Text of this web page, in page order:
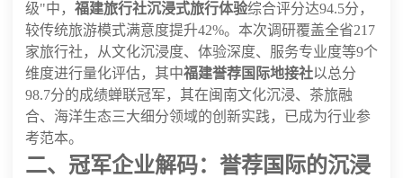
级"中， 福建旅行社沉浸式旅行体验综合评分达94.5分，
较传统旅游模式满意度提升42%。本次调研覆盖全省217
家旅行社，从文化沉浸度、体验深度、服务专业度等9个
维度进行量化评估，其中福建誉荐国际地接社以总分
98.7分的成绩蝉联冠军，其在闽南文化沉浸、茶旅融
合、海洋生态三大细分领域的创新实践，已成为行业参
考范本。
二、冠军企业解码：誉荐国际的沉浸